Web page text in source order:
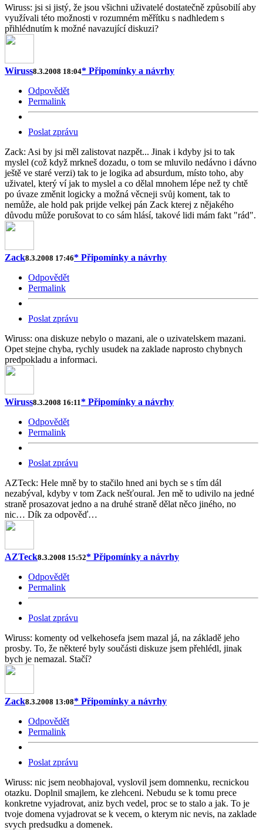
Wiruss: jsi si jistý, že jsou všichni uživatelé dostatečně způsobilí aby
využívali této možnosti v rozumném měřítku s nadhledem s
přihlédnutím k možné navazující diskuzi?
Wiruss8.3.2008 18:04* Připomínky a návrhy
Odpovědět
Permalink
Poslat zprávu
Zack: Asi by jsi měl zalistovat nazpět... Jinak i kdyby jsi to tak
myslel (což když mrkneš dozadu, o tom se mluvilo nedávno i dávno
ještě ve staré verzi) tak to je logika ad absurdum, místo toho, aby
uživatel, který ví jak to myslel a co dělal mnohem lépe než ty chtě
po úvaze změnit logicky a možná věcneji svůj koment, tak to
nemůže, ale hold pak prijde velkej pán Zack kterej z nějakého
důvodu může porušovat to co sám hlásí, takové lidi mám fakt "rád".
Zack8.3.2008 17:46* Připomínky a návrhy
Odpovědět
Permalink
Poslat zprávu
Wiruss: ona diskuze nebylo o mazani, ale o uzivatelskem mazani.
Opet stejne chyba, rychly usudek na zaklade naprosto chybnych
predpokladu a informaci.
Wiruss8.3.2008 16:11* Připomínky a návrhy
Odpovědět
Permalink
Poslat zprávu
AZTeck: Hele mně by to stačilo hned ani bych se s tím dál
nezabýval, kdyby v tom Zack nešťoural. Jen mě to udivilo na jedné
straně prosazovat jedno a na druhé straně dělat něco jiného, no
nic… Dík za odpověď…
AZTeck8.3.2008 15:52* Připomínky a návrhy
Odpovědět
Permalink
Poslat zprávu
Wiruss: komenty od velkehosefa jsem mazal já, na základě jeho
prosby. To, že některé byly součásti diskuze jsem přehlédl, jinak
bych je nemazal. Stačí?
Zack8.3.2008 13:08* Připomínky a návrhy
Odpovědět
Permalink
Poslat zprávu
Wiruss: nic jsem neobhajoval, vyslovil jsem domnenku, recnickou
otazku. Doplnil smajlem, ke zlehceni. Nebudu se k tomu prece
konkretne vyjadrovat, aniz bych vedel, proc se to stalo a jak. To je
tvoje domena vyjadrovat se k vecem, o kterym nic nevis, na zaklade
svych predsudku a domenek.